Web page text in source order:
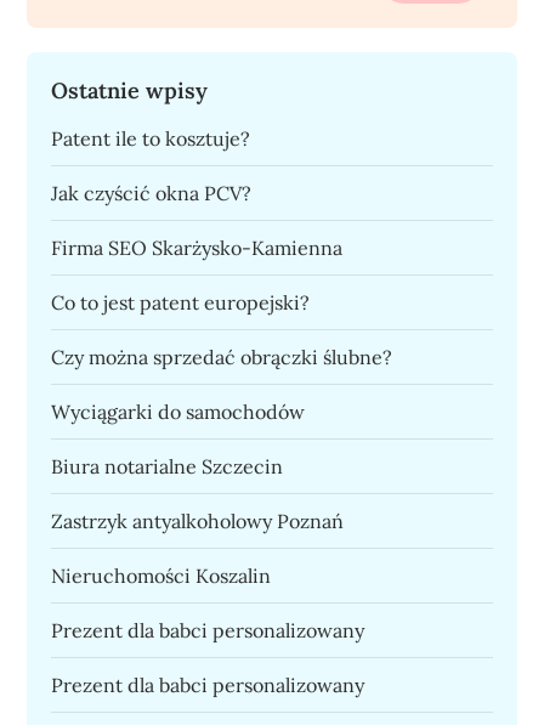
Ostatnie wpisy
Patent ile to kosztuje?
Jak czyścić okna PCV?
Firma SEO Skarżysko-Kamienna
Co to jest patent europejski?
Czy można sprzedać obrączki ślubne?
Wyciągarki do samochodów
Biura notarialne Szczecin
Zastrzyk antyalkoholowy Poznań
Nieruchomości Koszalin
Prezent dla babci personalizowany
Prezent dla babci personalizowany